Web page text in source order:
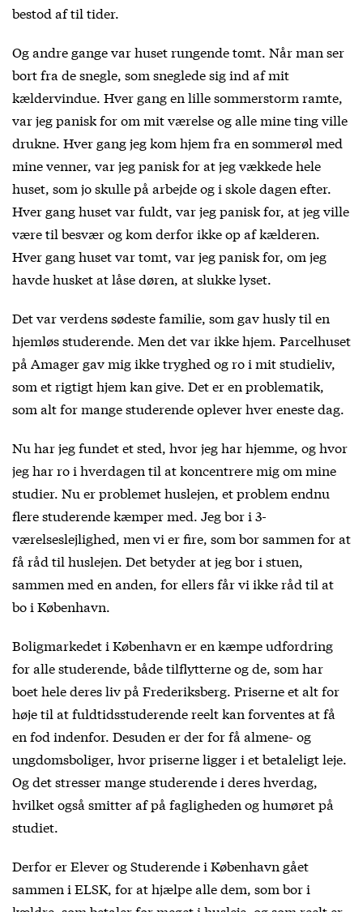
bestod af til tider.
Og andre gange var huset rungende tomt. Når man ser
bort fra de snegle, som sneglede sig ind af mit
kældervindue. Hver gang en lille sommerstorm ramte,
var jeg panisk for om mit værelse og alle mine ting ville
drukne. Hver gang jeg kom hjem fra en sommerøl med
mine venner, var jeg panisk for at jeg vækkede hele
huset, som jo skulle på arbejde og i skole dagen efter.
Hver gang huset var fuldt, var jeg panisk for, at jeg ville
være til besvær og kom derfor ikke op af kælderen.
Hver gang huset var tomt, var jeg panisk for, om jeg
havde husket at låse døren, at slukke lyset.
Det var verdens sødeste familie, som gav husly til en
hjemløs studerende. Men det var ikke hjem. Parcelhuset
på Amager gav mig ikke tryghed og ro i mit studieliv,
som et rigtigt hjem kan give. Det er en problematik,
som alt for mange studerende oplever hver eneste dag.
Nu har jeg fundet et sted, hvor jeg har hjemme, og hvor
jeg har ro i hverdagen til at koncentrere mig om mine
studier. Nu er problemet huslejen, et problem endnu
flere studerende kæmper med. Jeg bor i 3-
værelseslejlighed, men vi er fire, som bor sammen for at
få råd til huslejen. Det betyder at jeg bor i stuen,
sammen med en anden, for ellers får vi ikke råd til at
bo i København.
Boligmarkedet i København er en kæmpe udfordring
for alle studerende, både tilflytterne og de, som har
boet hele deres liv på Frederiksberg. Priserne et alt for
høje til at fuldtidsstuderende reelt kan forventes at få
en fod indenfor. Desuden er der for få almene- og
ungdomsboliger, hvor priserne ligger i et betaleligt leje.
Og det stresser mange studerende i deres hverdag,
hvilket også smitter af på fagligheden og humøret på
studiet.
Derfor er Elever og Studerende i København gået
sammen i ELSK, for at hjælpe alle dem, som bor i